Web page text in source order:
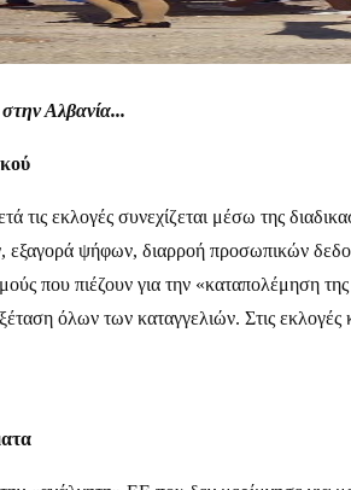
στην Αλβανία...
τις εκλογές συνεχίζεται μέσω της
ψήφων, διαρροή προσωπικών
που πιέζουν για την «καταπολέμηση
όλων των καταγγελιών. Στις